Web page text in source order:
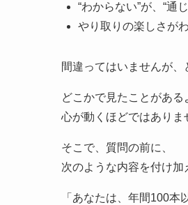
“わからない”が、“通
やり取りの楽しさが
間違ってはいませんが、
どこかで見たことがある
心が動くほどではありま
そこで、質問の前に、
次のような内容を付け加
「あなたは、年間100本